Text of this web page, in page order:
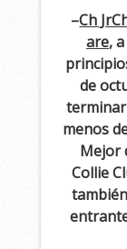
–Ch
are,
de
menos
Mejor
Collie